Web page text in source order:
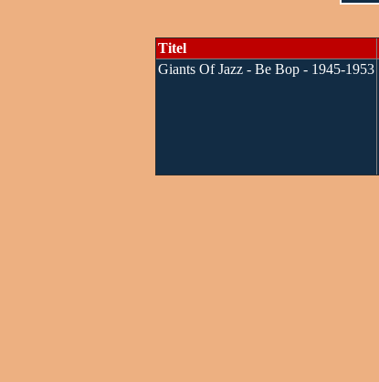
Titel
Giants Of Jazz - Be Bop - 1945-1953